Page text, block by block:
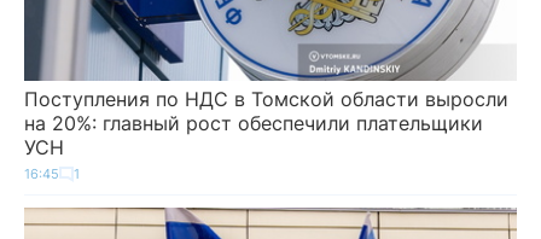
Поступления по НДС в Томской области выросли
на 20%: главный рост обеспечили плательщики
УСН
16:45 1